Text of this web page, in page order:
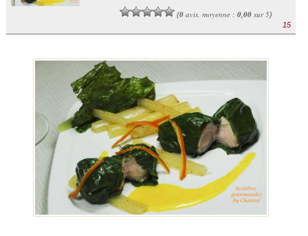
(0avis, moyenne : 0,00sur 5)
15